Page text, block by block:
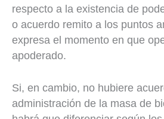
respecto a la existencia de
o acuerdo remito a los puntos
expresa el momento en que
apoderado.
Si, en cambio, no hubiere
administración de la masa de